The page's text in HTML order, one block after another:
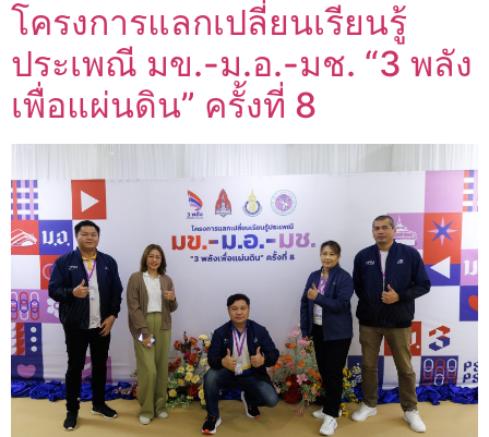
โครงการแลกเปลี่ยนเรียนรู้
ประเพณี มข.-ม.อ.-มช. “3 พลัง
เพื่อแผ่นดิน” ครั้งที่ 8